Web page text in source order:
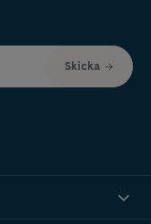
Skicka